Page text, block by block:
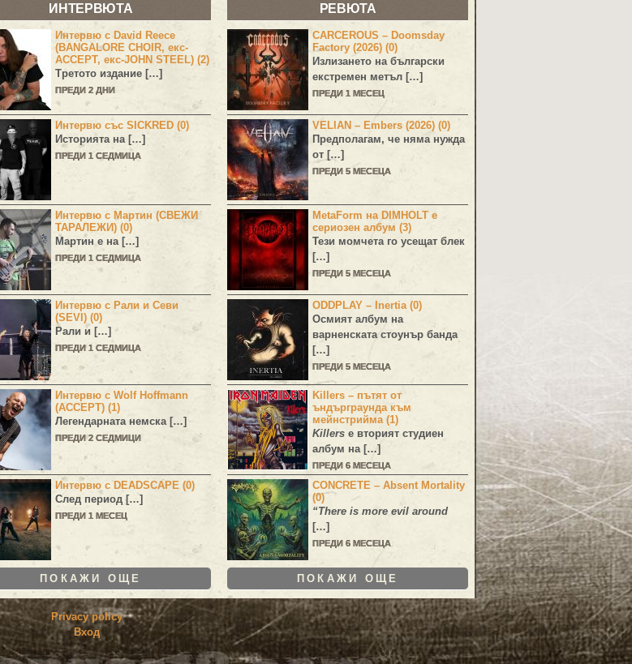
ИНТЕРВЮТА
Интервю с David Reece
(BANGALORE CHOIR, екс-
ACCEPT, екс-JOHN STEEL) (2)
Третото издание […]
ПРЕДИ 2 ДНИ
Интервю със SICKRED (0)
Историята на […]
ПРЕДИ 1 СЕДМИЦА
Интервю с Мартин (СВЕЖИ
ТАРАЛЕЖИ) (0)
Мартин е на […]
ПРЕДИ 1 СЕДМИЦА
Интервю с Рали и Севи
(SEVI) (0)
Рали и […]
ПРЕДИ 1 СЕДМИЦА
Интервю с Wolf Hoffmann
(ACCEPT) (1)
Легендарната немска […]
ПРЕДИ 2 СЕДМИЦИ
Интервю с DEADSCAPE (0)
След период […]
ПРЕДИ 1 МЕСЕЦ
ПОКАЖИ ОЩЕ
РЕВЮТА
CARCEROUS – Doomsday
Factory (2026) (0)
Излизането на български
екстремен метъл […]
ПРЕДИ 1 МЕСЕЦ
VELIAN – Embers (2026) (0)
Предполагам, че няма нужда
от […]
ПРЕДИ 5 МЕСЕЦА
MetaForm на DIMHOLT е
сериозен албум (3)
Тези момчета го усещат блек
[…]
ПРЕДИ 5 МЕСЕЦА
ODDPLAY – Inertia (0)
Осмият албум на
варненската стоунър банда
[…]
ПРЕДИ 5 МЕСЕЦА
Killers – пътят от
ъндърграунда към
мейнстрийма (1)
Killers е вторият студиен
албум на […]
ПРЕДИ 6 МЕСЕЦА
CONCRETE – Absent Mortality
(0)
“There is more evil around
[…]
ПРЕДИ 6 МЕСЕЦА
ПОКАЖИ ОЩЕ
Privacy policy
Вход